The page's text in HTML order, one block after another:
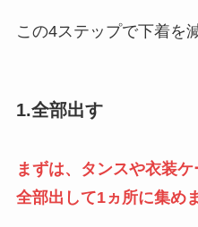
この4ステップで下着を
1.全部出す
まずは、タンスや衣装
全部出して1ヵ所に集め